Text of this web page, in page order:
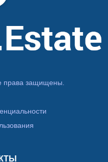
права защищены.